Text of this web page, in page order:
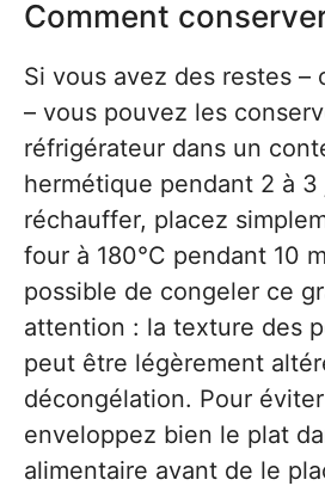
Comment
Si vous avez des restes –
– vous pouvez les
réfrigérateur dans un
hermétique pendant 2 à 3
réchauffer, placez
four à 180°C pendant 10
possible de congeler ce
attention : la texture des
peut être légèrement
décongélation. Pour
enveloppez bien le plat
alimentaire avant de le